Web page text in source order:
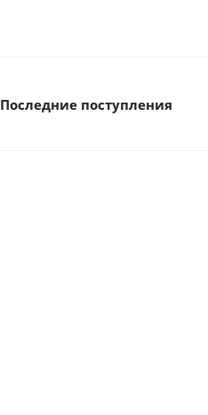
Последние поступления